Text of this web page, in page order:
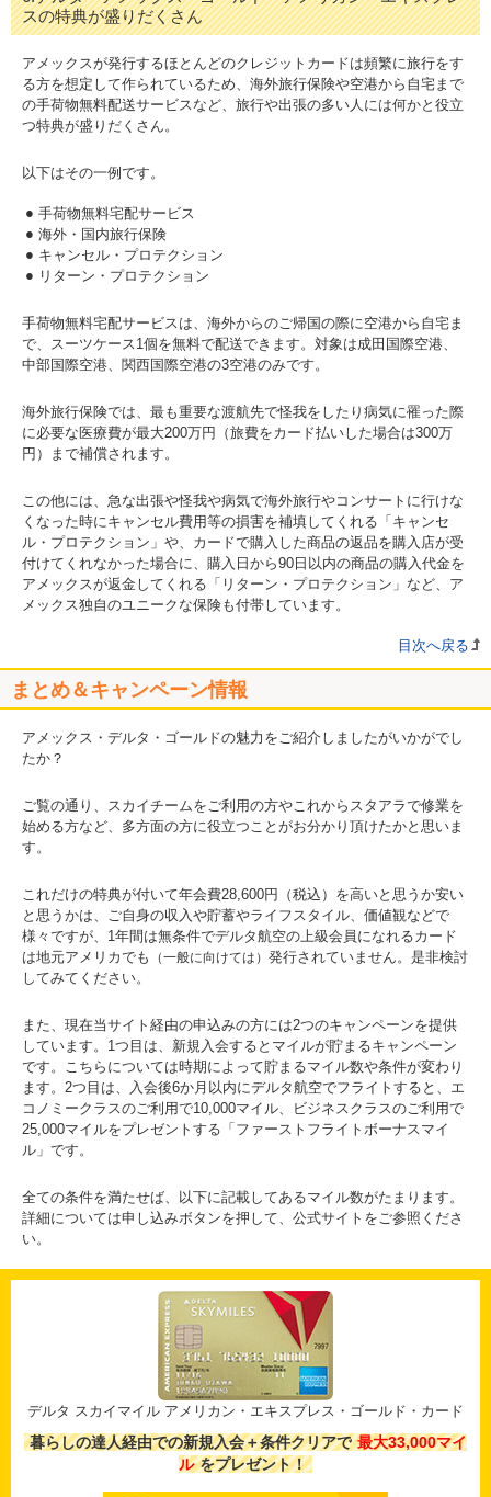
スの特典が盛りだくさん
アメックスが発行するほとんどのクレジットカードは頻繁に旅行をす
る方を想定して作られているため、海外旅行保険や空港から自宅まで
の手荷物無料配送サービスなど、旅行や出張の多い人には何かと役立
つ特典が盛りだくさん。
以下はその一例です。
手荷物無料宅配サービス
海外・国内旅行保険
キャンセル・プロテクション
リターン・プロテクション
手荷物無料宅配サービスは、海外からのご帰国の際に空港から自宅ま
で、スーツケース1個を無料で配送できます。対象は成田国際空港、
中部国際空港、関西国際空港の3空港のみです。
海外旅行保険では、最も重要な渡航先で怪我をしたり病気に罹った際
に必要な医療費が最大200万円（旅費をカード払いした場合は300万
円）まで補償されます。
この他には、急な出張や怪我や病気で海外旅行やコンサートに行けな
くなった時にキャンセル費用等の損害を補填してくれる「キャンセ
ル・プロテクション」や、カードで購入した商品の返品を購入店が受
付けてくれなかった場合に、購入日から90日以内の商品の購入代金を
アメックスが返金してくれる「リターン・プロテクション」など、ア
メックス独自のユニークな保険も付帯しています。
目次へ戻る
まとめ＆キャンペーン情報
アメックス・デルタ・ゴールドの魅力をご紹介しましたがいかがでし
たか？
ご覧の通り、スカイチームをご利用の方やこれからスタアラで修業を
始める方など、多方面の方に役立つことがお分かり頂けたかと思いま
す。
これだけの特典が付いて年会費28,600円（税込）を高いと思うか安い
と思うかは、ご自身の収入や貯蓄やライフスタイル、価値観などで
様々ですが、1年間は無条件でデルタ航空の上級会員になれるカード
は地元アメリカでも
（一般に向けては） 発行されていません。是非検討
してみてください。
また、現在当サイト経由の申込みの方には2つのキャンペーンを提供
しています。1つ目は、新規入会するとマイルが貯まるキャンペーン
です。こちらについては時期によって貯まるマイル数や条件が変わり
ます。2つ目は、入会後6か月以内にデルタ航空でフライトすると、エ
コノミークラスのご利用で10,000マイル、ビジネスクラスのご利用で
25,000マイルをプレゼントする「ファーストフライトボーナスマイ
ル」です。
全ての条件を満たせば、以下に記載してあるマイル数がたまります。
詳細については申し込みボタンを押して、公式サイトをご参照くださ
い。
デルタ スカイマイル アメリカン・エキスプレス・ゴールド・カード
暮らしの達人経由での新規入会＋条件クリアで 最大33,000マイ
ル をプレゼント！